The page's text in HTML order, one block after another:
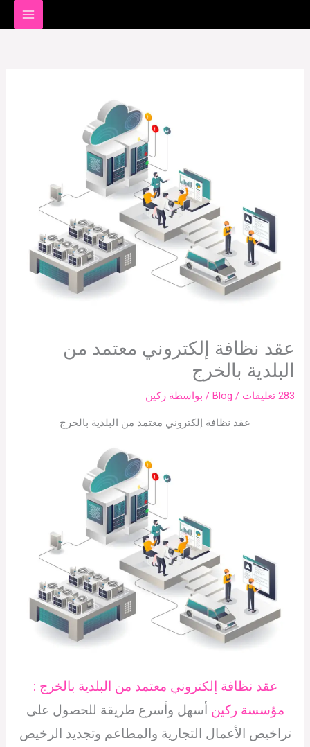
إلى
عقد نظافة إلكتروني معتمد من
البلدية بالخرج
283 تعليقات /
Blog / بواسطة ركين
عقد نظافة إلكتروني معتمد من البلدية بالخرج
عقد نظافة إلكتروني معتمد من البلدية بالخرج :
مؤسسة ركين أسهل وأسرع طريقة للحصول على
تراخيص الأعمال التجارية والمطاعم وتجديد الرخيص